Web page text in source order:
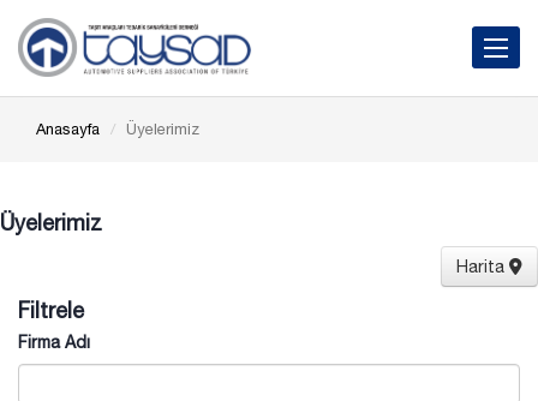
Toggle
Anasayfa Üyelerimiz
Üyelerimiz
Harita
Filtrele
Firma Adı